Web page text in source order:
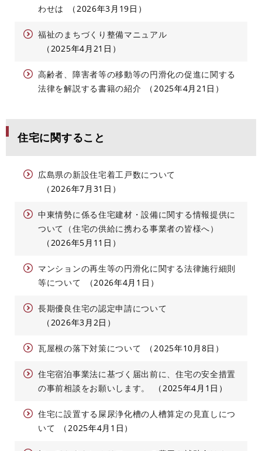
わせは 2026年3月19日
福祉のまちづくり整備マニュアル
2025年4月21日
高齢者、障害者等の移動等の円滑化の促進に関する
法律を解説する書籍の紹介
2025年4月21日
住宅に関すること
広島県の新設住宅着工戸数について
2026年7月31日
中東情勢に係る住宅建材・設備に関する情報提供に
ついて（住宅の供給に携わる事業者の皆様へ）
2026年5月11日
マンションの再生等の円滑化に関する法律施行細則
等について
2026年4月1日
長期優良住宅の認定申請について
2026年3月2日
瓦屋根の落下対策について 2025年10月8日
住宅宿泊事業法に基づく届出前に、住宅の安全措置
の事前相談をお願いします。
2025年4月1日
住宅に設置する屎尿浄化槽の人槽算定の見直しにつ
いて
2025年4月1日